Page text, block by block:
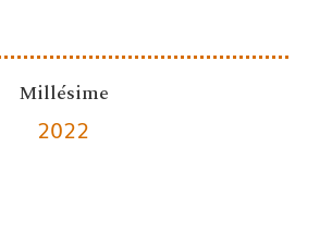
Millésime
2022